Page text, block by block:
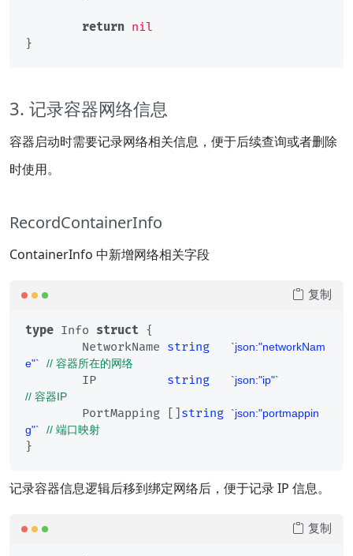
return nil
3. 记录容器网络信息
容器启动时需要记录网络相关信息，便于后续查询或者删除
时使用。
RecordContainerInfo
ContainerInfo 中新增网络相关字段
type Info struct {
	NetworkName
string
`json:"networkNam
e"`
// 容器所在的网络
	IP
string
`json:"ip"`
// 容器IP
	PortMapping []
string
`json:"portmappin
g"`
// 端口映射
复制
记录容器信息逻辑后移到绑定网络后，便于记录 IP 信息。
复制